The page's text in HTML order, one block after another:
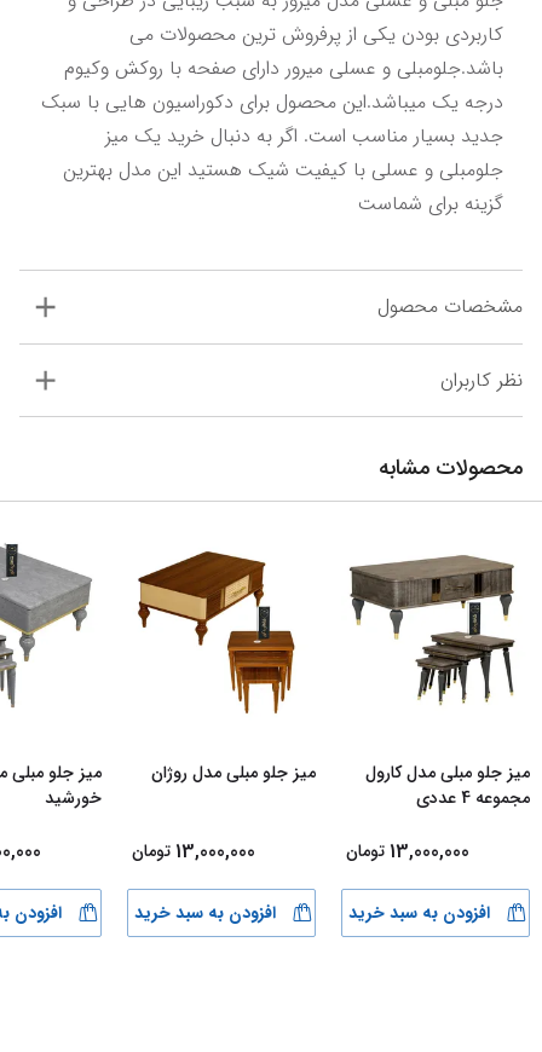
گزینه برای شماست
مشخصات محصول
نظر کاربران
محصولات مشابه
میز جلو مبلی مدل کارول
مجموعه 4 عددی
13,000,000 تومان
افزودن به سبد خرید
میز جلو مبلی مدل روژان
13,000,000 تومان
افزودن به سبد خرید
میز جلو مبلی
خورشید
افزودن